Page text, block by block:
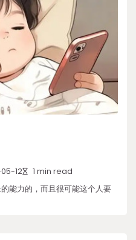
12 1 min read
能力的，而且很可能这个人要